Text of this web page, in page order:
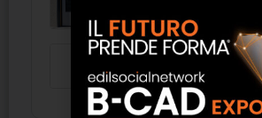
FDNP44 - FRAL